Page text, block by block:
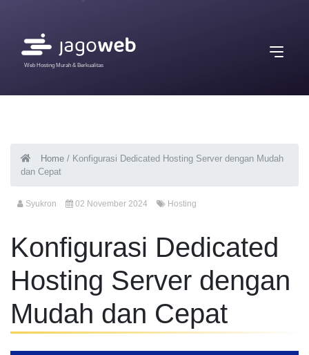
Web Hosting Murah & Berkualitas
Home / Konfigurasi Dedicated Hosting Server dengan Mudah
dan Cepat
Syukron 02 November 2024 Hosting
Konfigurasi Dedicated
Hosting Server dengan
Mudah dan Cepat